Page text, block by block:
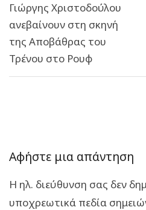
Γιώργης Χριστοδούλου
ανεβαίνουν στη σκηνή
της Αποβάθρας του
Τρένου στο Ρουφ
Αφήστε μια απάντηση
Η ηλ. διεύθυνση σας δεν
υποχρεωτικά πεδία